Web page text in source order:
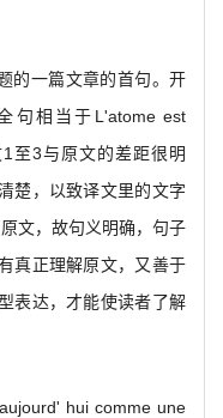
的一篇文章的首句。开
句相当于L'atome est
至3与原文的差距很明
楚，以致译文里的文字
文，故句义明确，句子
真正理解原文，又善于
表达，才能使读者了解
hui comme une